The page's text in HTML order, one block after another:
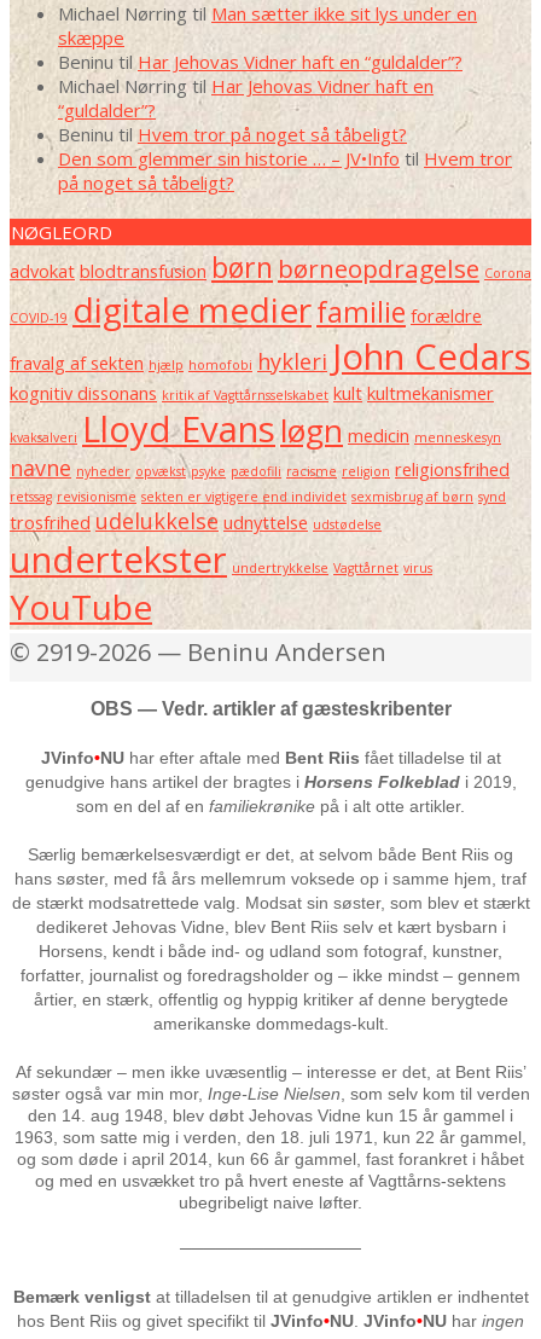
Michael Nørring til Man sætter ikke sit lys under en
skæppe
Beninu til Har Jehovas Vidner haft en “guldalder”?
Michael Nørring til Har Jehovas Vidner haft en
“guldalder”?
Beninu til Hvem tror på noget så tåbeligt?
Den som glemmer sin historie … – JV•Info til Hvem tror
på noget så tåbeligt?
NØGLEORD
advokat blodtransfusion børn børneopdragelse Corona
COVID-19 digitale medierfamilie forældre
fravalg af sekten hjælp homofobi hykleri John Cedars
kognitiv dissonans kritik af Vagttårnsselskabet kult kultmekanismer
kvaksalveri Lloyd Evansløgn medicin menneskesyn
navne nyheder opvækst psyke pædofili racisme religion religionsfrihed
retssag revisionisme sekten er vigtigere end individet sexmisbrug af børn synd
trosfrihed udelukkelse udnyttelse udstødelse
undertekster undertrykkelse Vagttårnet virus
YouTube
© 2919-2026 — Beninu Andersen
OBS — Vedr. artikler af gæsteskribenter
JVinfo•NUhar efter aftale med Bent Riis fået tilladelse til at
genudgive hans artikel der bragtes i Horsens Folkeblad i 2019,
som en del af en familiekrønike på i alt otte artikler.
Særlig bemærkelsesværdigt er det, at selvom både Bent Riis og
hans søster, med få års mellemrum voksede op i samme hjem, traf
de stærkt modsatrettede valg. Modsat sin søster, som blev et stærkt
dedikeret Jehovas Vidne, blev Bent Riis selv et kært bysbarn i
Horsens, kendt i både ind- og udland som fotograf, kunstner,
forfatter, journalist og foredragsholder og – ikke mindst – gennem
årtier, en stærk, offentlig og hyppig kritiker af denne berygtede
amerikanske dommedags-kult.
Af sekundær – men ikke uvæsentlig – interesse er det, at Bent Riis’
søster også var min mor, Inge-Lise Nielsen , som selv kom til verden
den 14. aug 1948, blev døbt Jehovas Vidne kun 15 år gammel i
1963, som satte mig i verden, den 18. juli 1971, kun 22 år gammel,
og som døde i april 2014, kun 66 år gammel, fast forankret i håbet
og med en usvækket tro på hvert eneste af Vagttårns-sektens
ubegribeligt naive løfter.
───────────────
Bemærk venligstat tilladelsen til at genudgive artiklen er indhentet
hos Bent Riis og givet specifikt til JVinfo•NU JVinfo•NU har ingen